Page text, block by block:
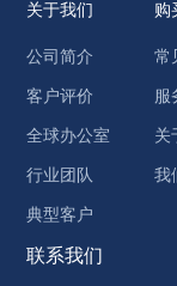
关于我们
公司简介
客户评价
全球办公室
行业团队
典型客户
购
常
服
关
我
联系我们